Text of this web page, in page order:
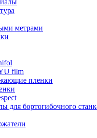
метрами
film
пленки
для бортогибочного